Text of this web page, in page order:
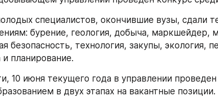
специалистов, окончившие вузы, сдали
бурение, геология, добыча, маркшейдер,
безопасность, технология, закупы, экология,
планирование.
10 июня текущего года в управлении
в двух этапах на вакантные позиции.